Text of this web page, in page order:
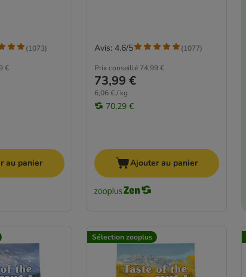
€
(1073)
au panier
Prix conseillé 74,99 €
73,99 €
6,06 € / kg
70,29 €
Avis: 4.6/5 (1077)
Ajouter au panier
Sélection zooplus